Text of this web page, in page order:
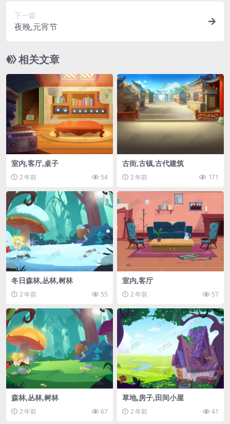
下一篇
夜晚,元宵节
相关文章
室内,客厅,桌子
2 年前 54
古街,古镇,古代建筑
2 年前 171
冬日森林,丛林,树林
2 年前 55
室内,客厅
2 年前 57
森林,丛林,树林
2 年前 67
草地,房子,田间小屋
2 年前 41